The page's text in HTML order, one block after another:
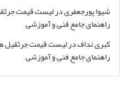
شیوا پورجعفریدرلیست قیمت
راهنمای جامع فنی و آموزشی
کبری ندافدرلیست قیمت جرثقیل
راهنمای جامع فنی و آموزشی